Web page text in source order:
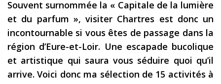
Blog voyage
Podcast
Préparer son voyage
Souvent surnommée la « Capitale de la lumière
et du parfum », visiter Chartres est donc un
incontournable si vous êtes de passage dans la
région d’Eure-et-Loir. Une escapade bucolique
et artistique qui saura vous séduire quoi qu’il
arrive. Voici donc ma sélection de 15 activités à